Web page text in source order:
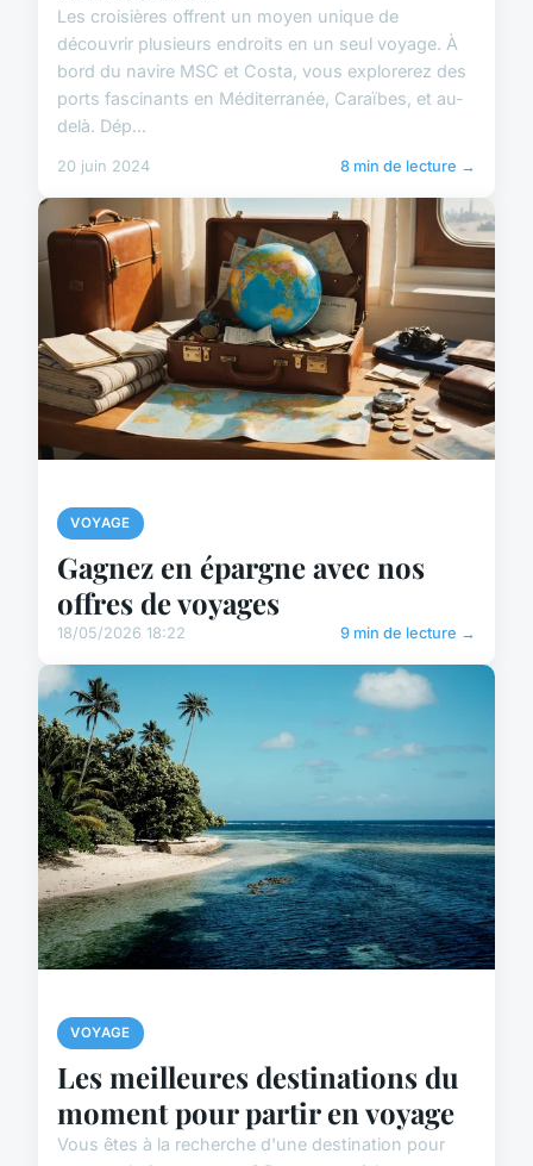
Les croisières offrent un moyen unique de
découvrir plusieurs endroits en un seul voyage. À
bord du navire MSC et Costa, vous explorerez des
ports fascinants en Méditerranée, Caraïbes, et au-
delà. Dép...
20 juin 2024 8 min de lecture →
VOYAGE
Gagnez en épargne avec nos
offres de voyages
18/05/2026 18:22 9 min de lecture →
VOYAGE
Les meilleures destinations du
moment pour partir en voyage
Vous êtes à la recherche d'une destination pour